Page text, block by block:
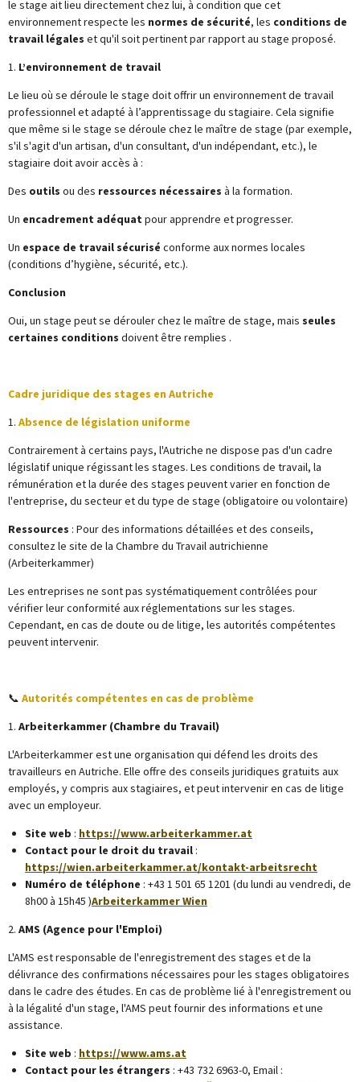
le stage ait lieu directement chez lui, à condition que cet
environnement respecte les normes de sécurité, les conditions de
travail légales et qu'il soit pertinent par rapport au stage proposé.
1. L’environnement de travail
Le lieu où se déroule le stage doit offrir un environnement de travail
professionnel et adapté à l’apprentissage du stagiaire. Cela signifie
que même si le stage se déroule chez le maître de stage (par exemple,
s'il s'agit d'un artisan, d'un consultant, d'un indépendant, etc.), le
stagiaire doit avoir accès à :
Des outils ou des ressources nécessaires à la formation.
Un encadrement adéquat pour apprendre et progresser.
Un espace de travail sécurisé conforme aux normes locales
(conditions d’hygiène, sécurité, etc.).
Conclusion
Oui, un stage peut se dérouler chez le maître de stage, mais seules
certaines conditions doivent être remplies .
Cadre juridique des stages en Autriche
1. Absence de législation uniforme
Contrairement à certains pays, l'Autriche ne dispose pas d'un cadre
législatif unique régissant les stages. Les conditions de travail, la
rémunération et la durée des stages peuvent varier en fonction de
l'entreprise, du secteur et du type de stage (obligatoire ou volontaire)
Ressources : Pour des informations détaillées et des conseils,
consultez le site de la Chambre du Travail autrichienne
(Arbeiterkammer)
Les entreprises ne sont pas systématiquement contrôlées pour
vérifier leur conformité aux réglementations sur les stages.
Cependant, en cas de doute ou de litige, les autorités compétentes
peuvent intervenir.
📞 Autorités compétentes en cas de problème
1. Arbeiterkammer (Chambre du Travail)
L'Arbeiterkammer est une organisation qui défend les droits des
travailleurs en Autriche. Elle offre des conseils juridiques gratuits aux
employés, y compris aux stagiaires, et peut intervenir en cas de litige
avec un employeur.
Site web : https://www.arbeiterkammer.at
Contact pour le droit du travail :
https://wien.arbeiterkammer.at/kontakt-arbeitsrecht
Numéro de téléphone : +43 1 501 65 1201 (du lundi au vendredi, de
8h00 à 15h45 )Arbeiterkammer Wien
2. AMS (Agence pour l'Emploi)
L'AMS est responsable de l'enregistrement des stages et de la
délivrance des confirmations nécessaires pour les stages obligatoires
dans le cadre des études. En cas de problème lié à l'enregistrement ou
à la légalité d'un stage, l'AMS peut fournir des informations et une
assistance.
Site web : https://www.ams.at
Contact pour les étrangers : +43 732 6963-0, Email :